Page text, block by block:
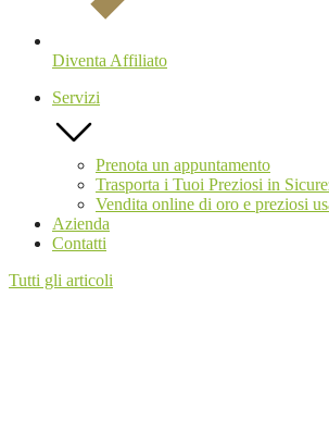
Diventa Affiliato
Servizi
Prenota un appuntamento
Trasporta i Tuoi Preziosi in
Vendita online di oro e preziosi
Azienda
Contatti
Tutti gli articoli